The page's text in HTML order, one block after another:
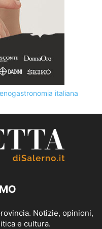
Notizie, opinioni,
e cultura.